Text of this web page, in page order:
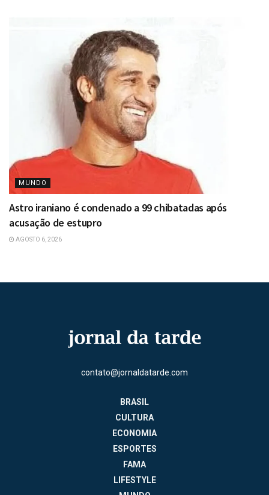
MUNDO
Astro iraniano é condenado a 99 chibatadas após
acusação de estupro
AGOSTO 6, 2026
contato@jornaldatarde.com
BRASIL
CULTURA
ECONOMIA
ESPORTES
FAMA
LIFESTYLE